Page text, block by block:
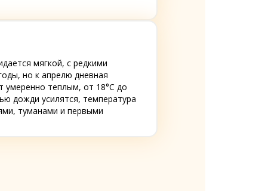
мягкой, с редкими
но к апрелю дневная
умеренно теплым, от 18°C до
дожди усилятся, температура
туманами и первыми